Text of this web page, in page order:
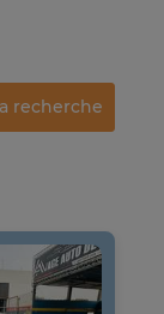
recherche